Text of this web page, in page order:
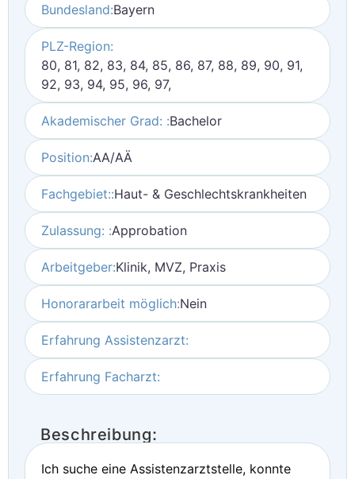
Bundesland:Bayern
PLZ-Region:
80, 81, 82, 83, 84, 85, 86, 87, 88, 89, 90, 91,
92, 93, 94, 95, 96, 97,
Akademischer Grad: :Bachelor
Position:AA/AÄ
Fachgebiet::Haut- & Geschlechtskrankheiten
Zulassung: :Approbation
Arbeitgeber:Klinik, MVZ, Praxis
Honorararbeit möglich:Nein
Erfahrung Assistenzarzt:
Erfahrung Facharzt:
Beschreibung:
Ich suche eine Assistenzarztstelle, konnte